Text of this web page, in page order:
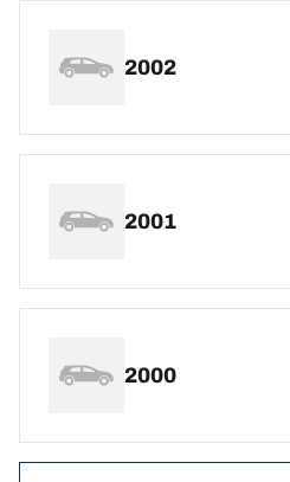
2002
2001
2000